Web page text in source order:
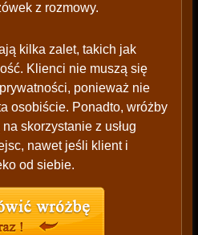
z rozmowy.
kilka zalet, takich jak
Klienci nie muszą się
ponieważ nie
osobiście. Ponadto, wróżby
skorzystanie z usług
nawet jeśli klient i
od siebie.